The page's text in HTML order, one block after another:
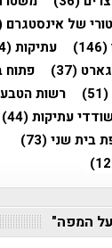
של אינסטגרם
(146) עתיקות(184)
(37)
(51) רשות הטבע
עתיקות(44)
בית שני(73)
המפה"